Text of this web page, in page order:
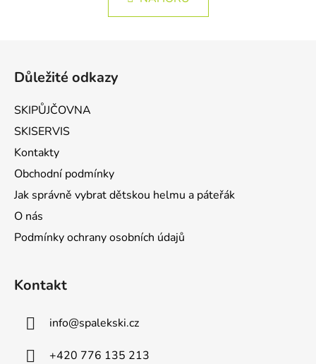
Důležité odkazy
SKIPŮJČOVNA
SKISERVIS
Kontakty
Obchodní podmínky
Jak správně vybrat dětskou helmu a páteřák
O nás
Podmínky ochrany osobních údajů
Kontakt
info@spalekski.cz
+420 776 135 213